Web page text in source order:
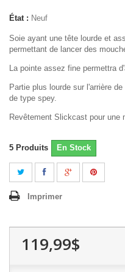
État : Neuf
Soie ayant une tête lourde et
permettant de lancer des
La pointe assez fine permettra
Partie plus lourde sur l'arrière
de type spey.
Revêtement Slickcast pour une
5 Produits En Stock
Imprimer
119,99$